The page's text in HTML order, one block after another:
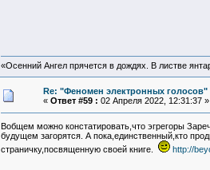
«Осенний Ангел прячется в дождях. В листве
Re: "Феномен электронных голосов"
« Ответ #59 : 02 Апреля 2022, 12:31:37 »
Вобщем можно констатировать,что эгрегоры
будущем загорятся. А пока,единственный,кто
страничку,посвященную своей книге.
http://